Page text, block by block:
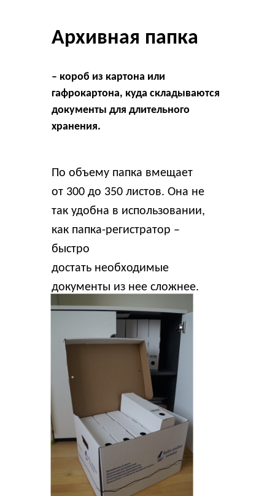
Архивная папка
– короб из картона или
гафрокартона, куда складываются
документы для длительного
хранения.
По объему папка вмещает
от 300 до 350 листов. Она не
так удобна в использовании,
как папка-регистратор –
быстро
достать необходимые
документы из нее сложнее.